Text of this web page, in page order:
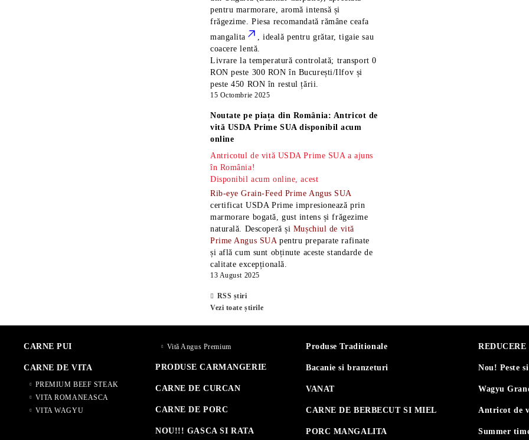
pentru marmorare, aromă intensă și
frăgezime. Piesa recomandată rămâneceafa
mangalita
, ideală pentru grătar, tigaie sau
coacere lentă.
Livrare la temperatură controlată; transport 0
RON peste 300 RON în București/Ilfov și
peste 450 RON în restul țării.
15 Octombrie 2025
Noutate pe piața din România: Antricot de
vită USDA Prime SUA disponibil acum
online
Antricotul de vită USDA Prime SUA a ajuns
în România!
Disponibil acum online, acest
Rib-eye Grain-Feed Prime Angus SUA
certificat USDA Prime impresionează prin
marmorare bogată, gust intens și frăgezime
naturală. Descoperă și Mușchiul de vită
Prime Angus SUA pentru preparate rafinate
și află cum sunt obținute aceste standarde de
calitate excepțională.
13 August 2025
RSS știri
Vezi toate știrile
CARNE PUI
CARNE DE VITA
PREMIUM BEEF STEAK
VITA ROMANEASCA
VITA WAGYU
Vită Angus Premium
PRODUSE CARMANGERIE
CARNE DE CURCAN
CARNE DE PORC
NOU!!! GASCA SI RATA
Produse Traditionale
Bacanie si branzeturi
VANAT
CARNE DE BERBECUT SI MIEL
PORC MANGALITA
Nou! Peste
Wagyu
Antricot de
Summer